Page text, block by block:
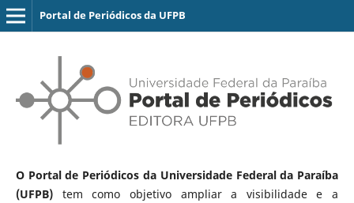
Portal de Periódicos da UFPB
O Portal de Periódicos da Universidade Federal da Paraíba
(UFPB)tem como objetivo ampliar a visibilidade e a